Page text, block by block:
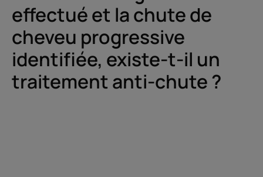
effectué et la chute de
cheveu progressive
identifiée, existe-t-il un
traitement anti-chute ?